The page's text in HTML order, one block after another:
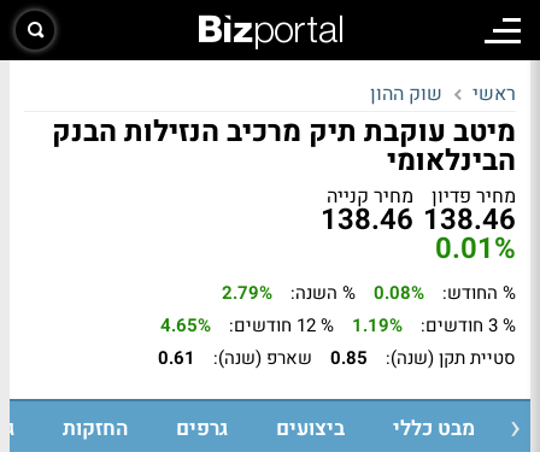
ראשי שוק ההון
מיטב עוקבת תיק מרכיב הנזילות הבנק
הבינלאומי
מחיר פדיון
138.46
מחיר קנייה
138.46
0.01%
% החודש: 0.08% % השנה:
2.79%
% 3 חודשים:
1.19% % 12 חודשים:
4.65%
סטיית תקן (שנה):
0.85 שארפ (שנה): 0.61
מבט כללי ביצועים גרפים החזקות